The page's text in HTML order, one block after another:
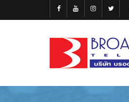
Thai